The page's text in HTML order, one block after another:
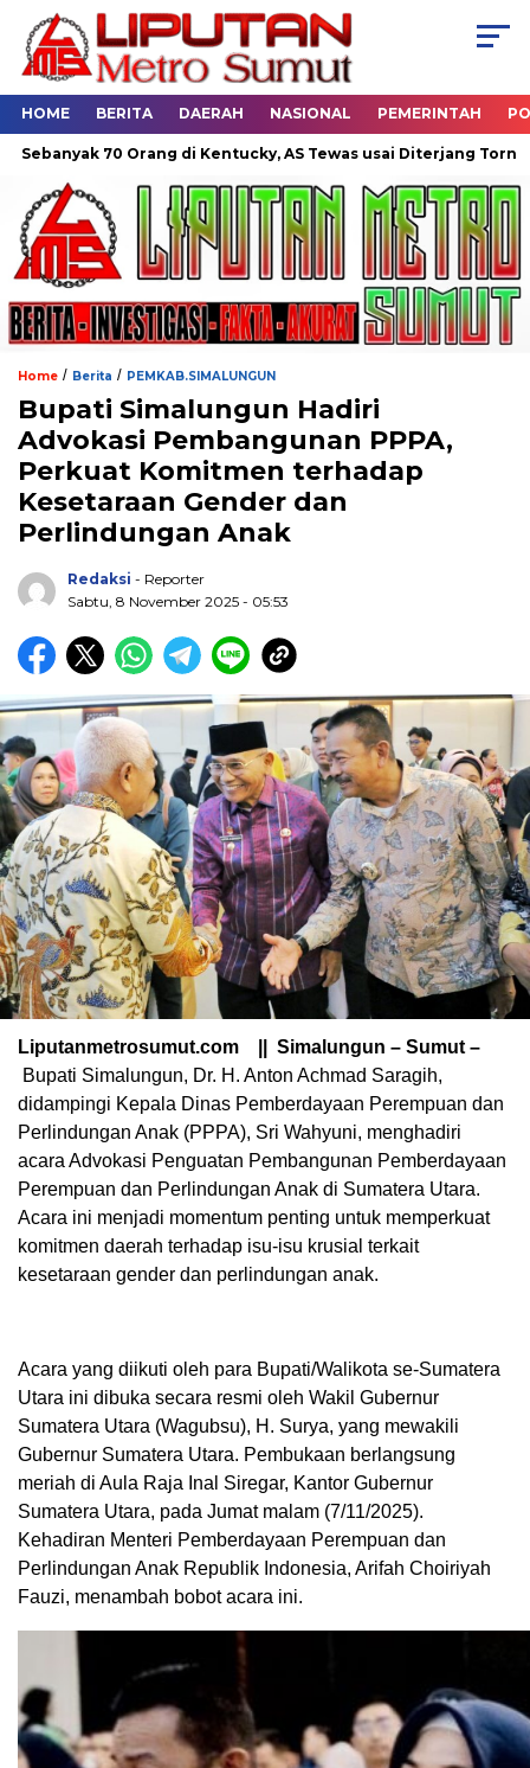
HOME BERITA DAERAH NASIONAL PEMERINTAH
70 Orang di Kentucky, AS Tewas usai Diterjang Tornado Dahsyat
Home / Berita / PEMKAB.SIMALUNGUN
Bupati Simalungun Hadiri
Advokasi Pembangunan PPPA,
Perkuat Komitmen terhadap
Kesetaraan Gender dan
Perlindungan Anak
Redaksi - Reporter
Sabtu, 8 November 2025 - 05:53
Liputanmetrosumut.com || Simalungun – Sumut –
Bupati Simalungun, Dr. H. Anton Achmad Saragih,
didampingi Kepala Dinas Pemberdayaan Perempuan dan
Perlindungan Anak (PPPA), Sri Wahyuni, menghadiri
acara Advokasi Penguatan Pembangunan Pemberdayaan
Perempuan dan Perlindungan Anak di Sumatera Utara.
Acara ini menjadi momentum penting untuk memperkuat
komitmen daerah terhadap isu-isu krusial terkait
kesetaraan gender dan perlindungan anak.
Acara yang diikuti oleh para Bupati/Walikota se-Sumatera
Utara ini dibuka secara resmi oleh Wakil Gubernur
Sumatera Utara (Wagubsu), H. Surya, yang mewakili
Gubernur Sumatera Utara. Pembukaan berlangsung
meriah di Aula Raja Inal Siregar, Kantor Gubernur
Sumatera Utara, pada Jumat malam (7/11/2025).
Kehadiran Menteri Pemberdayaan Perempuan dan
Perlindungan Anak Republik Indonesia, Arifah Choiriyah
Fauzi, menambah bobot acara ini.